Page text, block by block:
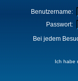
Benutzername:
Passwort:
Bei jedem
Ich habe